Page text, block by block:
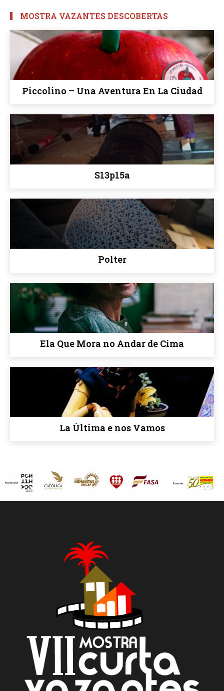
MOSTRA VAZANTES DESCOBERTAS
Piccolino – Una Aventura En La Ciudad
S13p15a
Polter
Ela Que Mora no Andar de Cima
La Última e nos Vamos